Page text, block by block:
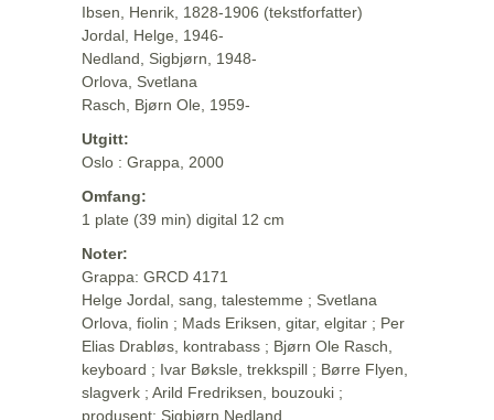
Ibsen, Henrik, 1828-1906 (tekstforfatter)
Jordal, Helge, 1946-
Nedland, Sigbjørn, 1948-
Orlova, Svetlana
Rasch, Bjørn Ole, 1959-
Utgitt:
Oslo : Grappa, 2000
Omfang:
1 plate (39 min) digital 12 cm
Noter:
Grappa: GRCD 4171
Helge Jordal, sang, talestemme ; Svetlana
Orlova, fiolin ; Mads Eriksen, gitar, elgitar ; Per
Elias Drabløs, kontrabass ; Bjørn Ole Rasch,
keyboard ; Ivar Bøksle, trekkspill ; Børre Flyen,
slagverk ; Arild Fredriksen, bouzouki ;
produsent: Sigbjørn Nedland